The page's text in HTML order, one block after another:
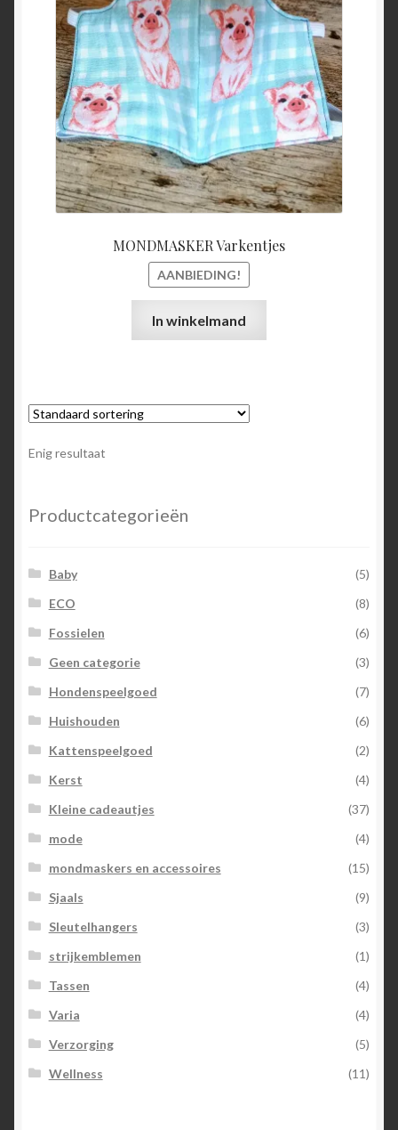
MONDMASKER Varkentjes
AANBIEDING!
€15,00.
In winkelmand
Enig resultaat
Productcategorieën
Baby
(5)
ECO
(8)
Fossielen
(6)
Geen categorie
(3)
Hondenspeelgoed
(7)
Huishouden
(6)
Kattenspeelgoed
(2)
Kerst
(4)
Kleine cadeautjes
(37)
mode
(4)
mondmaskers en accessoires
(15)
Sjaals
(9)
Sleutelhangers
(3)
strijkemblemen
(1)
Tassen
(4)
Varia
(4)
Verzorging
(5)
Wellness
(11)